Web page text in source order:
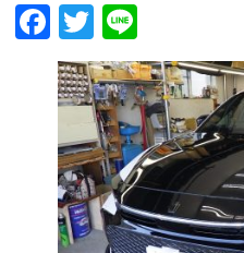
Facebook
Twitter